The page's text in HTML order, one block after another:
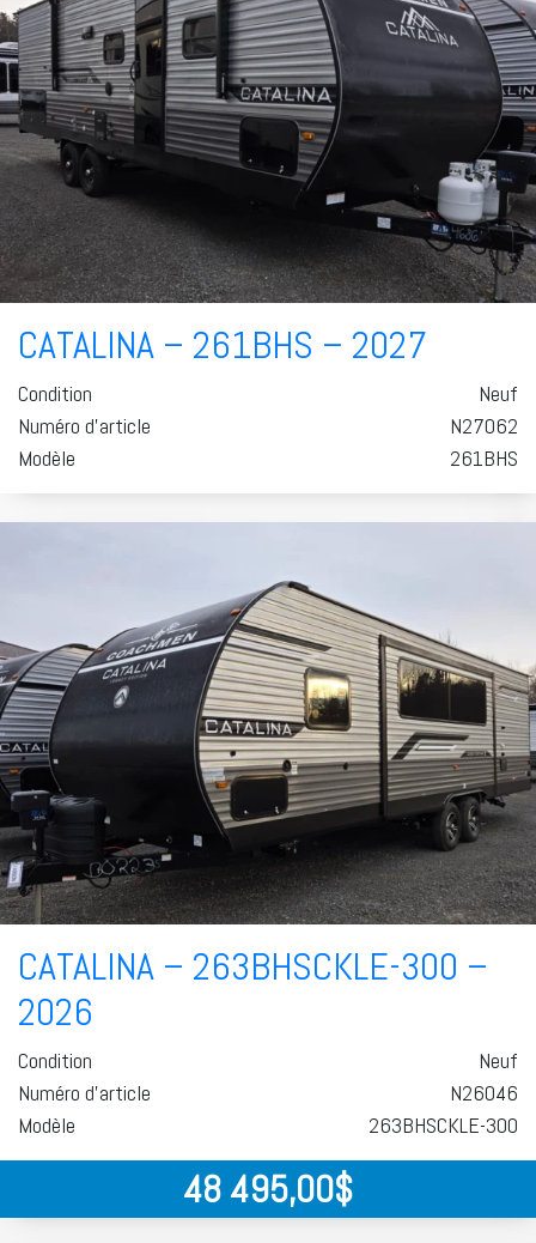
CATALINA – 261BHS – 2027
Condition
Neuf
Numéro d'article
N27062
Modèle
261BHS
CATALINA – 263BHSCKLE-300 –
2026
Condition
Neuf
Numéro d'article
N26046
Modèle
263BHSCKLE-300
48 495,00$